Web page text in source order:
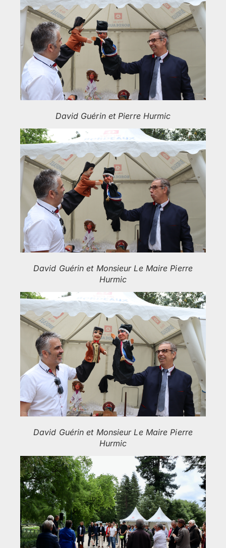
David Guérin et Pierre Hurmic
David Guérin et Monsieur Le Maire Pierre
Hurmic
David Guérin et Monsieur Le Maire Pierre
Hurmic